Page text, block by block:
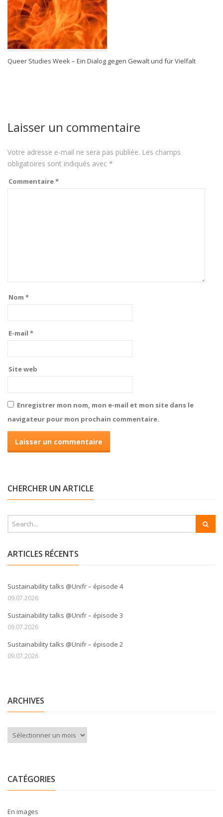
Queer Studies Week – Ein Dialog gegen Gewalt und für Vielfalt
Laisser un commentaire
Votre adresse e-mail ne sera pas publiée. Les champs
obligatoires sont indiqués avec *
Commentaire*
Nom *
E-mail *
Site web
Enregistrer mon nom, mon e-mail et mon site dans le
navigateur pour mon prochain commentaire.
CHERCHER UN ARTICLE
ARTICLES RÉCENTS
Sustainability talks @Unifr – épisode 4
09.07.2026
Sustainability talks @Unifr – épisode 3
09.07.2026
Sustainability talks @Unifr – épisode 2
09.07.2026
ARCHIVES
Archives
CATÉGORIES
En images